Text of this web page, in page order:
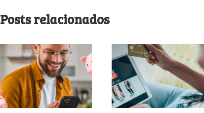
Posts relacionados